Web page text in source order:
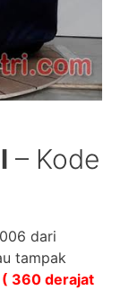
– Kode
dari
tampak
( 360 derajat